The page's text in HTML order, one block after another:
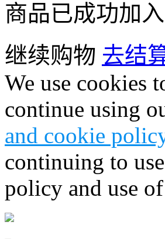
商品已成功加
继续购物 去结
We use cookies
continue using
and cookie
continuing to
policy and use